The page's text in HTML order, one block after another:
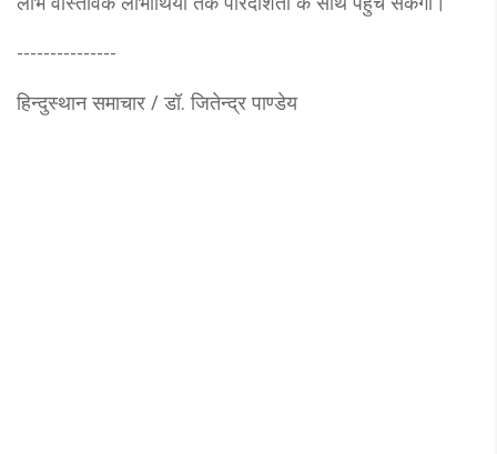
---------------
हिन्दुस्थान समाचार / डॉ. जितेन्‍द्र पाण्डेय